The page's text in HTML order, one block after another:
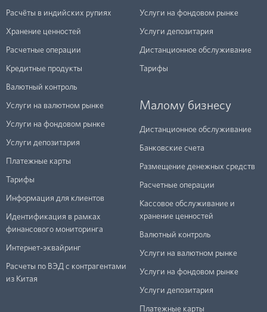
Расчёты в индийских рупиях
Хранение ценностей
Расчетные операции
Кредитные продукты
Валютный контроль
Услуги на валютном рынке
Услуги на фондовом рынке
Услуги депозитария
Платежные карты
Тарифы
Информация для клиентов
Идентификация в рамках
финансового мониторинга
Интернет-эквайринг
Расчеты по ВЭД с контрагентами
из Китая
Услуги на фондовом рынке
Услуги депозитария
Дистанционное обслуживание
Тарифы
Малому бизнесу
Дистанционное обслуживание
Банковские счета
Размещение денежных средств
Расчетные операции
Кассовое обслуживание и
хранение ценностей
Валютный контроль
Услуги на валютном рынке
Услуги на фондовом рынке
Услуги депозитария
Платежные карты